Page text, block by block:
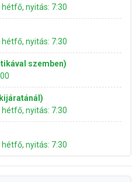
nyitás: 7:30
nyitás: 7:30
szemben)
nyitás: 7:30
nyitás: 7:30